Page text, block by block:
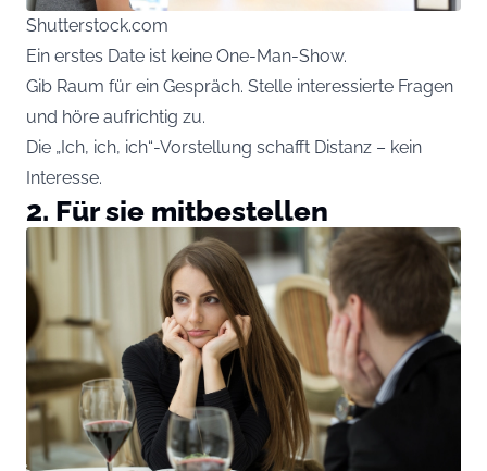
Shutterstock.com
Ein erstes Date ist keine One-Man-Show.
Gib Raum für ein Gespräch. Stelle interessierte Fragen
und höre aufrichtig zu.
Die „Ich, ich, ich“-Vorstellung schafft Distanz – kein
Interesse.
2. Für sie mitbestellen